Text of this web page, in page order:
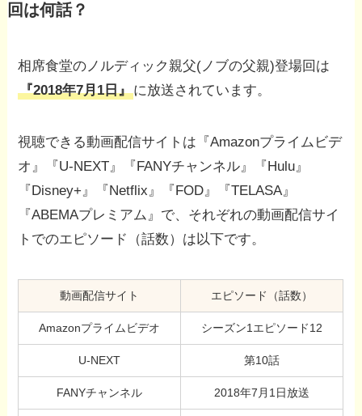
回は何話？
相席食堂のノルディック親父(ノブの父親)登場回は
『2018年7月1日』に放送されています。
視聴できる動画配信サイトは『Amazonプライムビデ
オ』『U-NEXT』『FANYチャンネル』『Hulu』
『Disney+』『Netflix』『FOD』『TELASA』
『ABEMAプレミアム』で、それぞれの動画配信サイ
トでのエピソード（話数）は以下です。
動画配信サイト エピソード（話数）
Amazonプライムビデオ シーズン1エピソード12
U-NEXT 第10話
FANYチャンネル 2018年7月1日放送